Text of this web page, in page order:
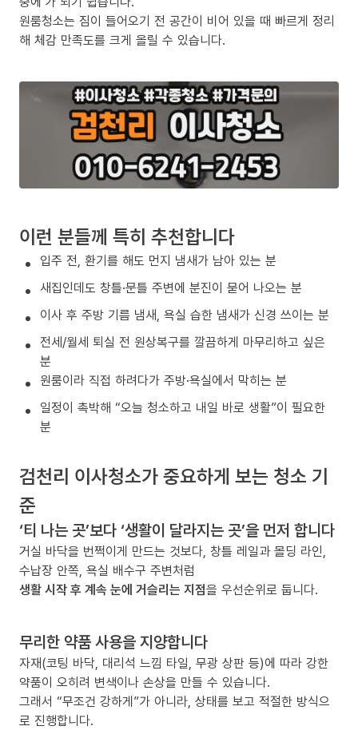
원룸청소는 짐이 들어오기 전 공간이 비어 있을 때 빠르게 정리
해 체감 만족도를 크게 올릴 수 있습니다.
이런 분들께 특히 추천합니다
입주 전, 환기를 해도 먼지 냄새가 남아 있는 분
새집인데도 창틀·문틀 주변에 분진이 묻어 나오는 분
이사 후 주방 기름 냄새, 욕실 습한 냄새가 신경 쓰이는 분
전세/월세 퇴실 전 원상복구를 깔끔하게 마무리하고 싶은
분
원룸이라 직접 하려다가 주방·욕실에서 막히는 분
일정이 촉박해 “오늘 청소하고 내일 바로 생활”이 필요한
분
검천리 이사청소가 중요하게 보는 청소 기
준
‘티 나는 곳’보다 ‘생활이 달라지는 곳’을 먼저 합니다
거실 바닥을 번쩍이게 만드는 것보다, 창틀 레일과 몰딩 라인,
수납장 안쪽, 욕실 배수구 주변처럼
생활 시작 후 계속 눈에 거슬리는 지점을 우선순위로 둡니다.
무리한 약품 사용을 지양합니다
자재(코팅 바닥, 대리석 느낌 타일, 무광 상판 등)에 따라 강한
약품이 오히려 변색이나 손상을 만들 수 있습니다.
그래서 “무조건 강하게”가 아니라, 상태를 보고 적절한 방식으
로 진행합니다.